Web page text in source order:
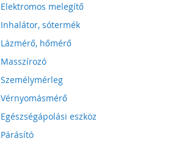
Elektromos melegítő
Inhalátor, sótermék
Lázmérő, hőmérő
Masszírozó
Személymérleg
Vérnyomásmérő
Egészségápolási eszköz
Párásító